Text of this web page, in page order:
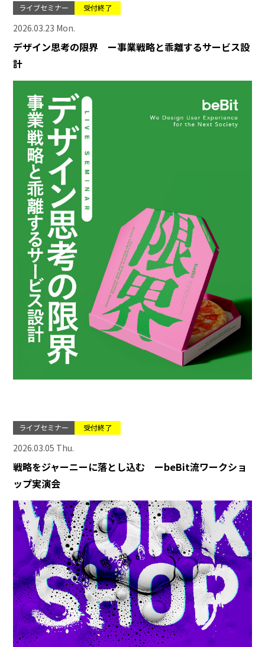
ライブセミナー 受付終了
2026.03.23 Mon.
デザイン思考の限界 ー事業戦略と乖離するサービス設
計
ライブセミナー 受付終了
2026.03.05 Thu.
戦略をジャーニーに落とし込む ーbeBit流ワークショ
ップ実演会